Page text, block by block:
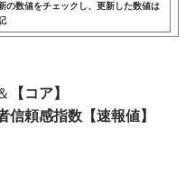
の数値をチェックし、更新した数値は
【コア】
信頼感指数【速報値】